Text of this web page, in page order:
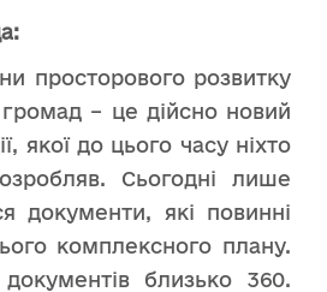
просторового розвитку
громад – це дійсно новий
якої до цього часу ніхто
Сьогодні лише
документи, які повинні
комплексного плану.
близько 360.